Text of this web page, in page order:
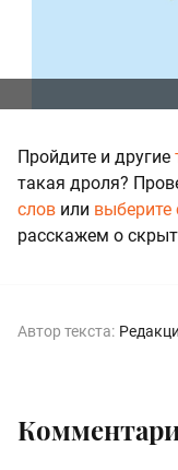
Пройдите и другие
такая дроля?
слов или
расскажем о
Автор текста: